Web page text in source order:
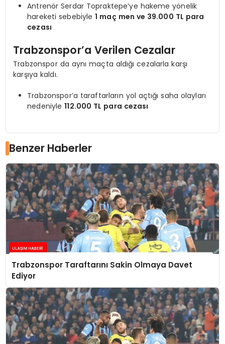
Antrenör Serdar Topraktepe’ye hakeme yönelik
hareketi sebebiyle1 maç men ve 39.000 TL para
cezası
Trabzonspor’a Verilen Cezalar
Trabzonspor da aynı maçta aldığı cezalarla karşı
karşıya kaldı.
Trabzonspor’a taraftarların yol açtığı saha olayları
nedeniyle112.000 TL para cezası
Benzer Haberler
Trabzonspor Taraftarını Sakin Olmaya Davet
Ediyor